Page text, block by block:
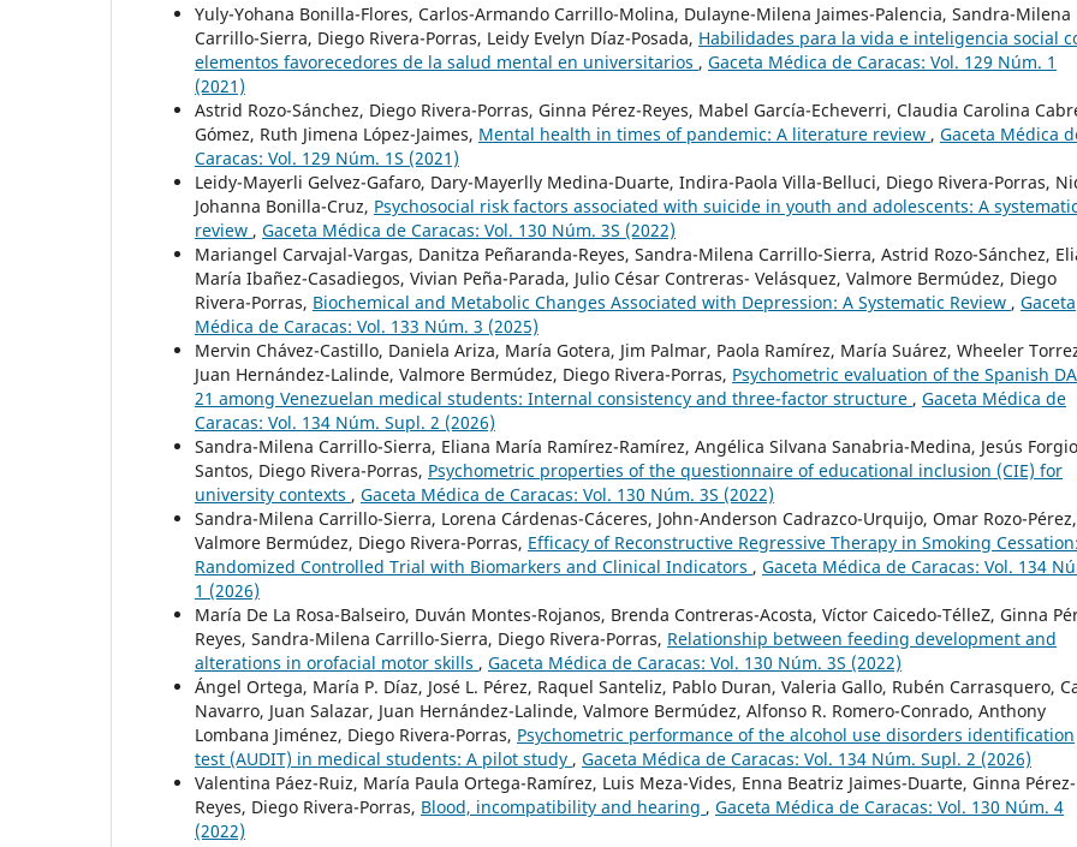
Yuly-Yohana Bonilla-Flores, Carlos-Armando Carrillo-Molina, Dulayne-Milena Jaimes-Palencia, Sandra-Milena
Carrillo-Sierra, Diego Rivera-Porras, Leidy Evelyn Díaz-Posada, Habilidades para la vida e inteligencia social
elementos favorecedores de la salud mental en universitarios , Gaceta Médica de Caracas: Vol. 129 Núm. 1
(2021)
Astrid Rozo-Sánchez, Diego Rivera-Porras, Ginna Pérez-Reyes, Mabel García-Echeverri, Claudia Carolina
Gómez, Ruth Jimena López-Jaimes, Mental health in times of pandemic: A literature review , Gaceta Médica
Caracas: Vol. 129 Núm. 1S (2021)
Leidy-Mayerli Gelvez-Gafaro, Dary-Mayerlly Medina-Duarte, Indira-Paola Villa-Belluci, Diego Rivera-Porras,
Johanna Bonilla-Cruz, Psychosocial risk factors associated with suicide in youth and adolescents: A systematic
review , Gaceta Médica de Caracas: Vol. 130 Núm. 3S (2022)
Mariangel Carvajal-Vargas, Danitza Peñaranda-Reyes, Sandra-Milena Carrillo-Sierra, Astrid Rozo-Sánchez,
María Ibañez-Casadiegos, Vivian Peña-Parada, Julio César Contreras- Velásquez, Valmore Bermúdez, Diego
Rivera-Porras, Biochemical and Metabolic Changes Associated with Depression: A Systematic Review , Gaceta
Médica de Caracas: Vol. 133 Núm. 3 (2025)
Mervin Chávez-Castillo, Daniela Ariza, María Gotera, Jim Palmar, Paola Ramírez, María Suárez, Wheeler
Juan Hernández-Lalinde, Valmore Bermúdez, Diego Rivera-Porras, Psychometric evaluation of the Spanish
21 among Venezuelan medical students: Internal consistency and three-factor structure , Gaceta Médica de
Caracas: Vol. 134 Núm. Supl. 2 (2026)
Sandra-Milena Carrillo-Sierra, Eliana María Ramírez-Ramírez, Angélica Silvana Sanabria-Medina, Jesús
Santos, Diego Rivera-Porras, Psychometric properties of the questionnaire of educational inclusion (CIE) for
university contexts , Gaceta Médica de Caracas: Vol. 130 Núm. 3S (2022)
Sandra-Milena Carrillo-Sierra, Lorena Cárdenas-Cáceres, John-Anderson Cadrazco-Urquijo, Omar Rozo-Pérez,
Valmore Bermúdez, Diego Rivera-Porras, Efficacy of Reconstructive Regressive Therapy in Smoking
Randomized Controlled Trial with Biomarkers and Clinical Indicators , Gaceta Médica de Caracas: Vol. 134
1 (2026)
María De La Rosa-Balseiro, Duván Montes-Rojanos, Brenda Contreras-Acosta, Víctor Caicedo-TélleZ, Ginna
Reyes, Sandra-Milena Carrillo-Sierra, Diego Rivera-Porras, Relationship between feeding development and
alterations in orofacial motor skills , Gaceta Médica de Caracas: Vol. 130 Núm. 3S (2022)
Ángel Ortega, María P. Díaz, José L. Pérez, Raquel Santeliz, Pablo Duran, Valeria Gallo, Rubén Carrasquero,
Navarro, Juan Salazar, Juan Hernández-Lalinde, Valmore Bermúdez, Alfonso R. Romero-Conrado, Anthony
Lombana Jiménez, Diego Rivera-Porras, Psychometric performance of the alcohol use disorders identification
test (AUDIT) in medical students: A pilot study , Gaceta Médica de Caracas: Vol. 134 Núm. Supl. 2 (2026)
Valentina Páez-Ruiz, María Paula Ortega-Ramírez, Luis Meza-Vides, Enna Beatriz Jaimes-Duarte, Ginna Pérez-
Reyes, Diego Rivera-Porras, Blood, incompatibility and hearing , Gaceta Médica de Caracas: Vol. 130 Núm. 4
(2022)